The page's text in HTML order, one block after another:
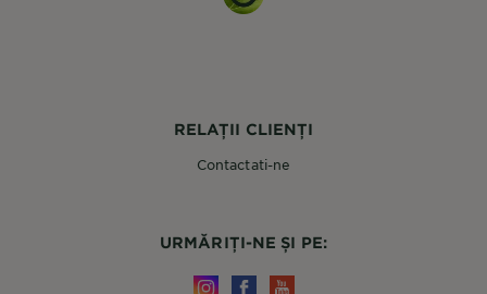
RELAȚII CLIENȚI
Contactati-ne
URMĂRIȚI-NE ȘI PE: